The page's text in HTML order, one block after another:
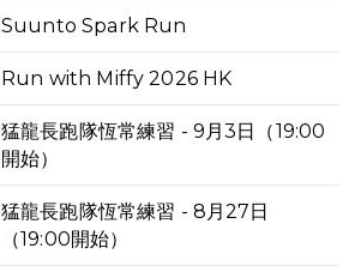
Suunto Spark Run
Run with Miffy 2026 HK
猛龍長跑隊恆常練習 - 9月3日（19:00
開始）
猛龍長跑隊恆常練習 - 8月27日
（19:00開始）